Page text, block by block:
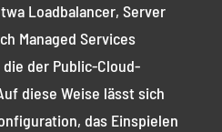
Loadbalancer, Server
Managed Services
der Public-Cloud-
diese Weise lässt sich
das Einspielen